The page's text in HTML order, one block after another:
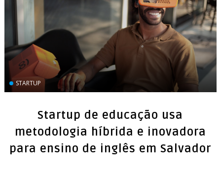
STARTUP
Startup de educação usa
metodologia híbrida e inovadora
para ensino de inglês em Salvador